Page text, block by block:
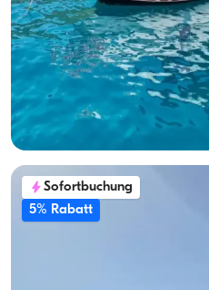
Jachtvermietung
Mit Kapitaen
Boot
Segeln 10 Pers. · 3 Kabine ·
Guenstigster
24.000 TL
Sofortbuchung
5% Rabatt